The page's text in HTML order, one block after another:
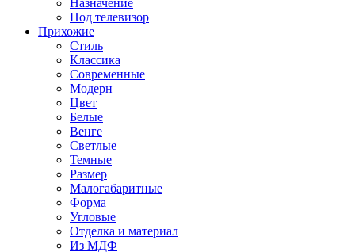
Назначение
Под телевизор
Прихожие
Стиль
Классика
Современные
Модерн
Цвет
Белые
Венге
Светлые
Темные
Размер
Малогабаритные
Форма
Угловые
Отделка и материал
Из МДФ